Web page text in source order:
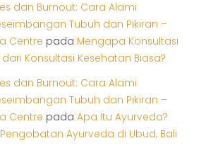
dan Burnout: Cara Alami
Tubuh dan Pikiran –
Centre pada Mengapa Konsultasi
Konsultasi Kesehatan Biasa?
dan Burnout: Cara Alami
Tubuh dan Pikiran –
Centre padaApa Itu Ayurveda?
Ayurveda di Ubud, Bali